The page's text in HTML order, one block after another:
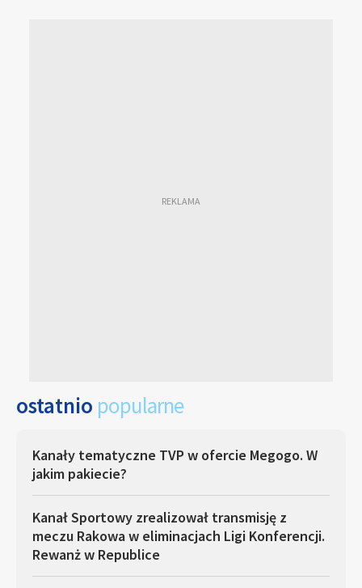
ostatnio popularne
Kanały tematyczne TVP w ofercie Megogo. W
jakim pakiecie?
Kanał Sportowy zrealizował transmisję z
meczu Rakowa w eliminacjach Ligi Konferencji.
Rewanż w Republice